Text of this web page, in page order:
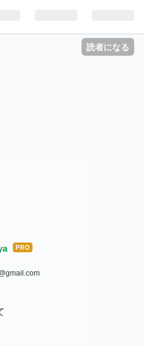
読者になる
はて
ログ